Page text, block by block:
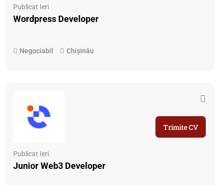
Publicat Ieri
Wordpress Developer
Negociabil Chișinău
Publicat Ieri
Junior Web3 Developer
Trimite CV